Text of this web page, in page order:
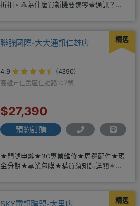
折扣。🔺為什麼買新機要選零壹通訊？
精選
聯強國際-大大通訊仁雄店
4.9
(4390)
高雄市仁武區仁雄路107號
$27,390
預約訂購
★門號申辦★3C專業維修★周邊配件★現
金分期★專業包膜★購買須知請詳閱＊來
精選
SKY電訊聯盟-大里店